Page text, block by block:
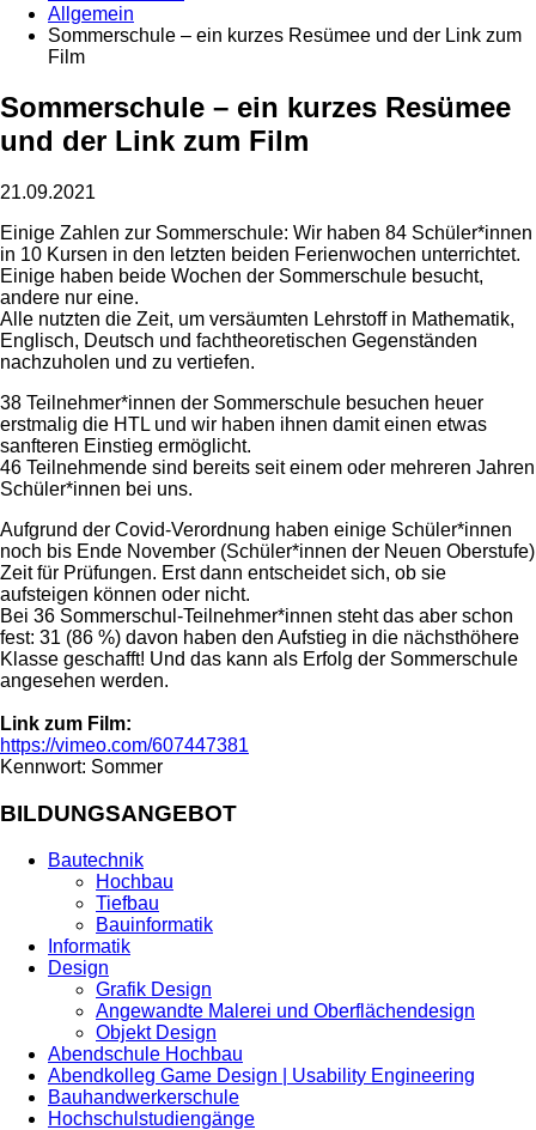
Allgemein
Sommerschule – ein kurzes Resümee und der Link zum
Film
Sommerschule – ein kurzes Resümee
und der Link zum Film
21.09.2021
Einige Zahlen zur Sommerschule: Wir haben 84 Schüler*innen
in 10 Kursen in den letzten beiden Ferienwochen unterrichtet.
Einige haben beide Wochen der Sommerschule besucht,
andere nur eine.
Alle nutzten die Zeit, um versäumten Lehrstoff in Mathematik,
Englisch, Deutsch und fachtheoretischen Gegenständen
nachzuholen und zu vertiefen.
38 Teilnehmer*innen der Sommerschule besuchen heuer
erstmalig die HTL und wir haben ihnen damit einen etwas
sanfteren Einstieg ermöglicht.
46 Teilnehmende sind bereits seit einem oder mehreren Jahren
Schüler*innen bei uns.
Aufgrund der Covid-Verordnung haben einige Schüler*innen
noch bis Ende November (Schüler*innen der Neuen Oberstufe)
Zeit für Prüfungen. Erst dann entscheidet sich, ob sie
aufsteigen können oder nicht.
Bei 36 Sommerschul-Teilnehmer*innen steht das aber schon
fest: 31 (86 %) davon haben den Aufstieg in die nächsthöhere
Klasse geschafft! Und das kann als Erfolg der Sommerschule
angesehen werden.
Link zum Film:
https://vimeo.com/607447381
Kennwort: Sommer
BILDUNGSANGEBOT
Bautechnik
Hochbau
Tiefbau
Bauinformatik
Informatik
Design
Grafik Design
Angewandte Malerei und Oberflächendesign
Objekt Design
Abendschule Hochbau
Abendkolleg Game Design | Usability Engineering
Bauhandwerkerschule
Hochschulstudiengänge